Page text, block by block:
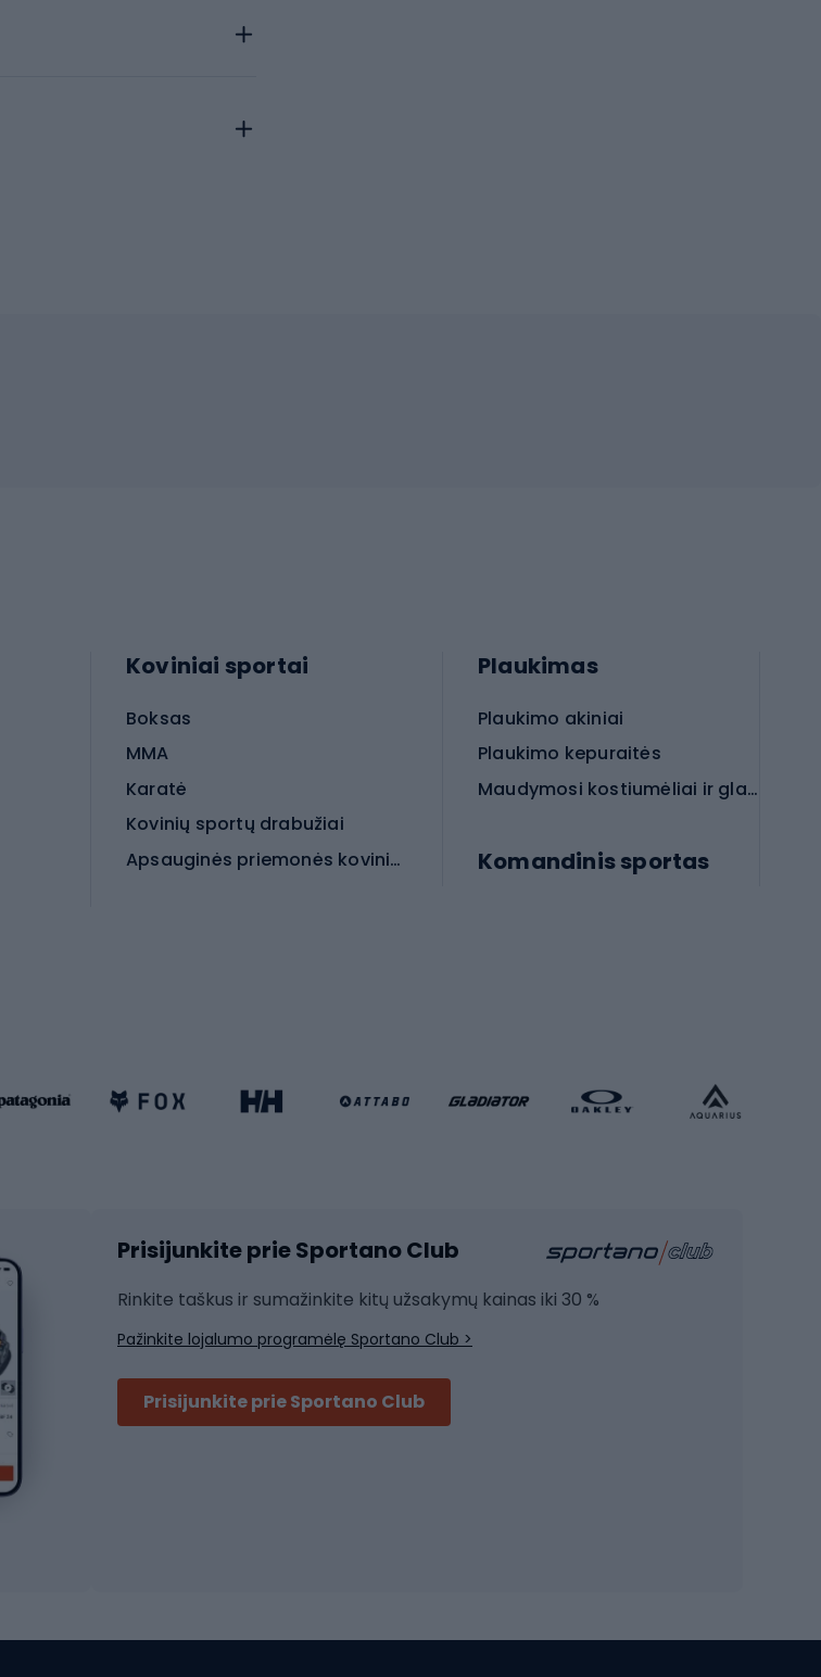
Koviniai sportai
Boksas
MMA
Karatė
Kovinių sportų drabužiai
Apsauginės priemonės koviniam sportui
Riedučiai
Rakečių sportas
Badmintonas
Stalo tenisas
Tenisas
Plaukimas
Plaukimo akiniai
Plaukimo kepuraitės
Maudymosi kostiumėliai ir glaudės
Komandinis sportas
Krepšinio apranga
Jėgos įranga
Joga
Prisijunkite prie Sportano Club
Rinkite taškus ir sumažinkite kitų užsakymų kainas iki 30 %
Pažinkite lojalumo programėlę Sportano Club >
Prisijunkite prie Sportano Club